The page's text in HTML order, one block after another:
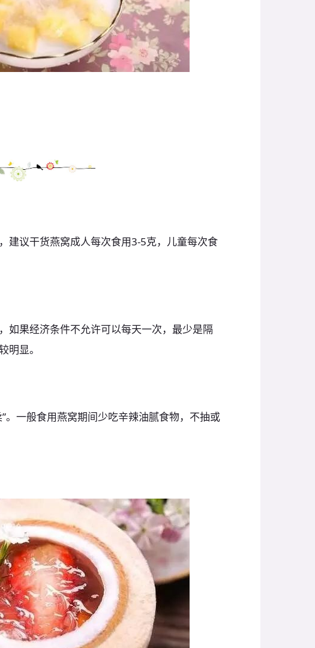
建议干货燕窝成人每次食用3-5克，儿童每次食
如果经济条件不允许可以每天一次，最少是隔
明显。
。一般食用燕窝期间少吃辛辣油腻食物，不抽或